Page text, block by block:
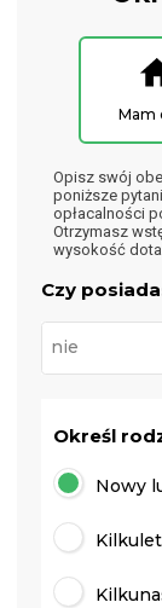
Mam
Opisz swój
poniższe
opłacalności
Otrzymasz
wysokość
Czy
Określ
Nowy